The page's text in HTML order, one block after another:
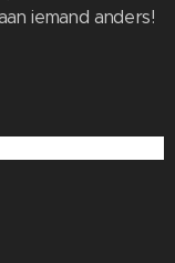
iemand anders!